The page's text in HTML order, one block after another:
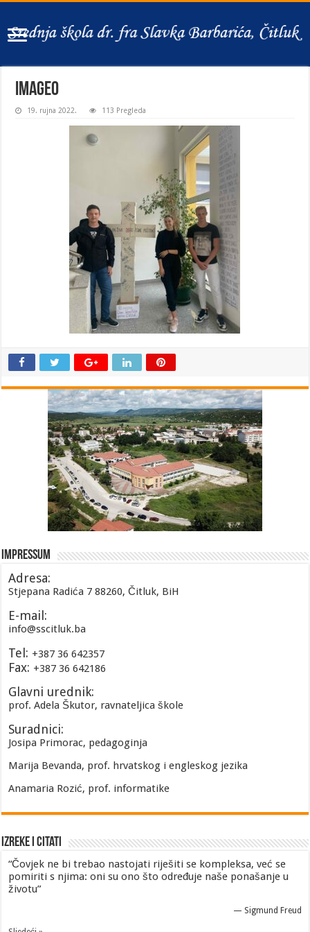
image0
19. rujna 2022. 113 Pregleda
Impressum
Adresa:
Stjepana Radića 7 88260, Čitluk, BiH
E-mail:
info@sscitluk.ba
Tel: +387 36 642357
Fax: +387 36 642186
Glavni urednik:
prof. Adela Škutor, ravnateljica škole
Suradnici:
Josipa Primorac, pedagoginja
Marija Bevanda, prof. hrvatskog i engleskog jezika
Anamaria Rozić, prof. informatike
Izreke i Citati
“Čovjek ne bi trebao nastojati riješiti se kompleksa, već se
pomiriti s njima: oni su ono što određuje naše ponašanje u
životu”
— Sigmund Freud